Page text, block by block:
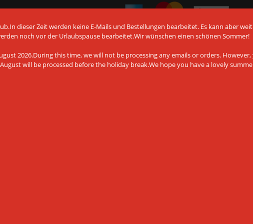
dieser Zeit werden keine E-Mails und Bestellungen bearbeitet. Es kann aber
noch vor der Urlaubspause bearbeitet.Wir wünschen einen schönen Sommer!
2026.During this time, we will not be processing any emails or orders.
will be processed before the holiday break.We hope you have a lovely
Vorkasse per Überweisung